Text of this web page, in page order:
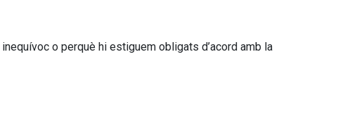
o perquè hi estiguem obligats d’acord amb la